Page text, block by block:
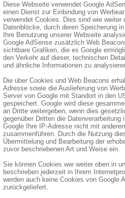
Diese Webseite verwendet Google
einen Dienst zur Einbindung von
verwendet Cookies. Dies sind wie weiter
Datenblöcke, durch deren Speicherung
Ihre Benutzung unserer Webseite
Google AdSense zusätzlich Web
sichtbare Grafiken, die es Google
den Verkehr auf dieser, technischen
und ähnliche Informationen zu
Die über Cookies und Web Beacons
Adresse sowie die Auslieferung von
Server von Google mit Standort in den
gespeichert. Google wird diese
an Dritte weitergeben, wenn dies
gegenüber Dritten die Datenverarbeitung
Google Ihre IP-Adresse nicht mit
zusammenführen. Durch die Nutzung
Übermittelung und Bearbeitung der
zuvor beschriebenen Art und Weise ein.
Sie können Cookies wie weiter oben in
beschrieben jederzeit in Ihrem
werden auch keine Cookies von Google
zurückgeliefert.